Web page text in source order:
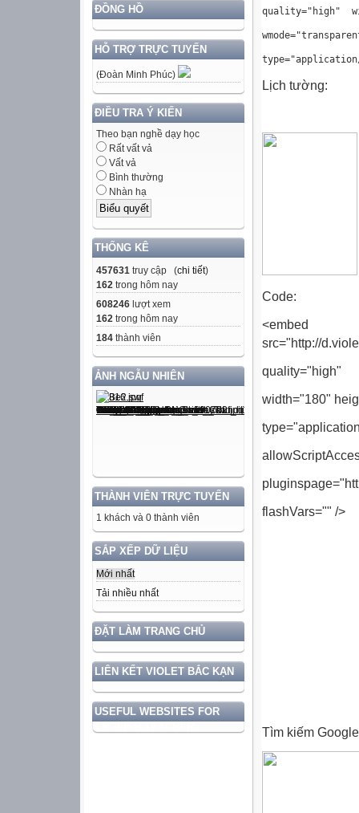
ĐỒNG HỒ
HỖ TRỢ TRỰC TUYẾN
(Đoàn Minh Phúc)
ĐIỀU TRA Ý KIẾN
Theo bạn nghề dạy học
Rất vất vả
Vất vả
Bình thường
Nhàn hạ
THỐNG KÊ
457631 truy cập (chi tiết)
162 trong hôm nay
608246 lượt xem
162 trong hôm nay
184 thành viên
ẢNH NGẪU NHIÊN
THÀNH VIÊN TRỰC TUYẾN
1 khách và 0 thành viên
SẮP XẾP DỮ LIỆU
Mới nhất
Tải nhiều nhất
ĐẶT LÀM TRANG CHỦ
LIÊN KẾT VIOLET BẮC KẠN
USEFUL WEBSITES FOR
quality="high"
Lịch tường:
Code:
<embed
src="http://
quality="high"
width="180"
flashVars="" />
Tìm kiếm